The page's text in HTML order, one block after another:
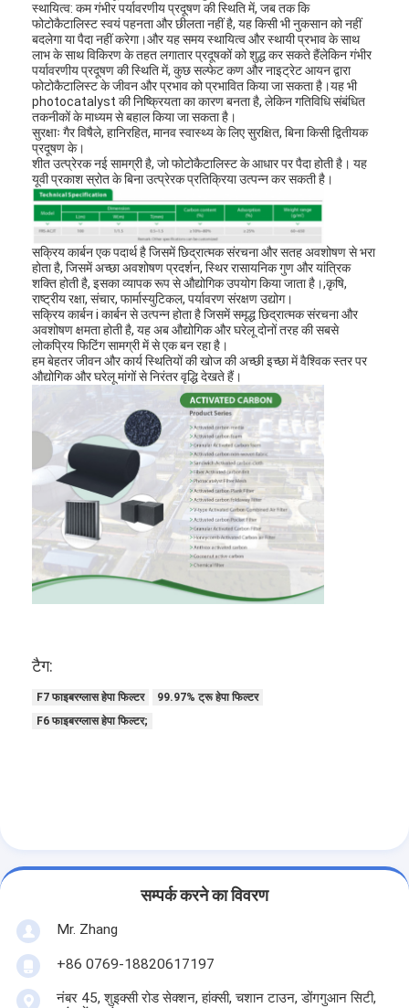
उत्पाद
वीडियो
गुणवत्ता नियंत्रण
एयर फिल्टर बनाने की मशीन
एयर फिल्टर निर्माण मशीन
स्थायित्व: कम गंभीर पर्यावरणीय प्रदूषण की स्थिति में, जब तक कि
फोटोकैटालिस्ट स्वयं पहनता और छीलता नहीं है, यह किसी भी नुकसान को नहीं
बदलेगा या पैदा नहीं करेगा।और यह समय स्थायित्व और स्थायी प्रभाव के साथ
लाभ के साथ विकिरण के तहत लगातार प्रदूषकों को शुद्ध कर सकते हैंलेकिन गंभीर
पर्यावरणीय प्रदूषण की स्थिति में, कुछ सल्फेट कण और नाइट्रेट आयन द्वारा
फोटोकैटालिस्ट के जीवन और प्रभाव को प्रभावित किया जा सकता है।यह भी
photocatalyst की निष्क्रियता का कारण बनता है, लेकिन गतिविधि संबंधित
तकनीकों के माध्यम से बहाल किया जा सकता है।
सुरक्षाः गैर विषैले, हानिरहित, मानव स्वास्थ्य के लिए सुरक्षित, बिना किसी द्वितीयक
प्रदूषण के।
शीत उत्प्रेरक नई सामग्री है, जो फोटोकैटालिस्ट के आधार पर पैदा होती है। यह
यूवी प्रकाश स्रोत के बिना उत्प्रेरक प्रतिक्रिया उत्पन्न कर सकती है।
सक्रिय कार्बन एक पदार्थ है जिसमें छिद्रात्मक संरचना और सतह अवशोषण से भरा
होता है, जिसमें अच्छा अवशोषण प्रदर्शन, स्थिर रासायनिक गुण और यांत्रिक
शक्ति होती है, इसका व्यापक रूप से औद्योगिक उपयोग किया जाता है।,कृषि,
राष्ट्रीय रक्षा, संचार, फार्मास्युटिकल, पर्यावरण संरक्षण उद्योग।
सक्रिय कार्बन i कार्बन से उत्पन्न होता है जिसमें समृद्ध छिद्रात्मक संरचना और
अवशोषण क्षमता होती है, यह अब औद्योगिक और घरेलू दोनों तरह की सबसे
लोकप्रिय फिटिंग सामग्री में से एक बन रहा है।
हम बेहतर जीवन और कार्य स्थितियों की खोज की अच्छी इच्छा में वैश्विक स्तर पर
औद्योगिक और घरेलू मांगों से निरंतर वृद्धि देखते हैं।
टैग:
F7 फाइबरग्लास हेपा फिल्टर
99.97% ट्रू हेपा फिल्टर
F6 फाइबरग्लास हेपा फिल्टर;
सम्पर्क करने का विवरण
Mr. Zhang
+86 0769-18820617197
नंबर 45, शुइक्सी रोड सेक्शन, हांक्सी, चशान टाउन, डोंगगुआन सिटी,